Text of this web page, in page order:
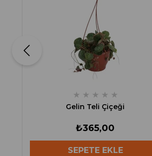
★ ★ ★ ★ ★
Gelin Teli Çiçeği
₺365,00
SEPETE EKLE